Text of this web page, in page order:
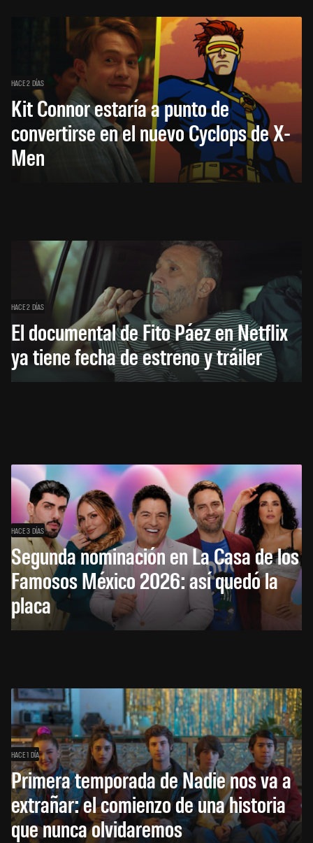
HACE 2 DÍAS
Kit Connor estaría a punto de
convertirse en el nuevo Cyclops de X-
Men
HACE 2 DÍAS
El documental de Fito Páez en Netflix
ya tiene fecha de estreno y tráiler
HACE 3 DÍAS
Segunda nominación en La Casa de los
Famosos México 2026: así quedó la
placa
HACE 1 DÍA
Primera temporada de Nadie nos va a
extrañar: el comienzo de una historia
que nunca olvidaremos